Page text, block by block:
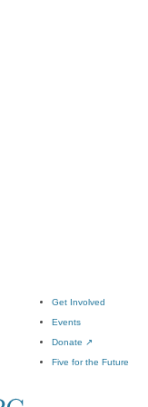
Get Involved
Events
Donate ↗
Five for the Future